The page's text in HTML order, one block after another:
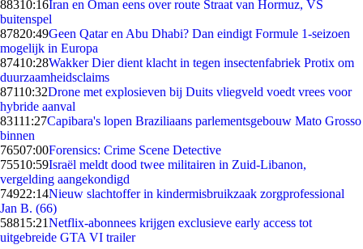
88310:16Iran en Oman eens over route Straat van Hormuz, VS
buitenspel
87820:49Geen Qatar en Abu Dhabi? Dan eindigt Formule 1-seizoen
mogelijk in Europa
87410:28Wakker Dier dient klacht in tegen insectenfabriek Protix om
duurzaamheidsclaims
87110:32Drone met explosieven bij Duits vliegveld voedt vrees voor
hybride aanval
83111:27Capibara's lopen Braziliaans parlementsgebouw Mato Grosso
binnen
76507:00Forensics: Crime Scene Detective
75510:59Israël meldt dood twee militairen in Zuid-Libanon,
vergelding aangekondigd
74922:14Nieuw slachtoffer in kindermisbruikzaak zorgprofessional
Jan B. (66)
58815:21Netflix-abonnees krijgen exclusieve early access tot
uitgebreide GTA VI trailer